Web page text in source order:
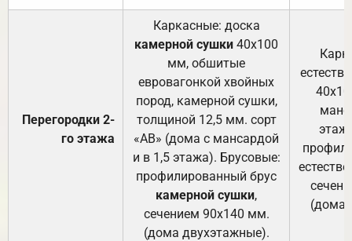
Перегородки 2-
го этажа
Каркасные: доска
камерной сушки 40х100
мм, обшитые
евровагонкой хвойных
пород, камерной сушки,
толщиной 12,5 мм. сорт
«АВ» (дома с мансардой
и в 1,5 этажа). Брусовые:
профилированный брус
камерной сушки,
сечением 90х140 мм.
(дома двухэтажные).
(дома